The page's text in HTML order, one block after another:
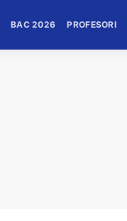
BAC 2026 PROFESORI